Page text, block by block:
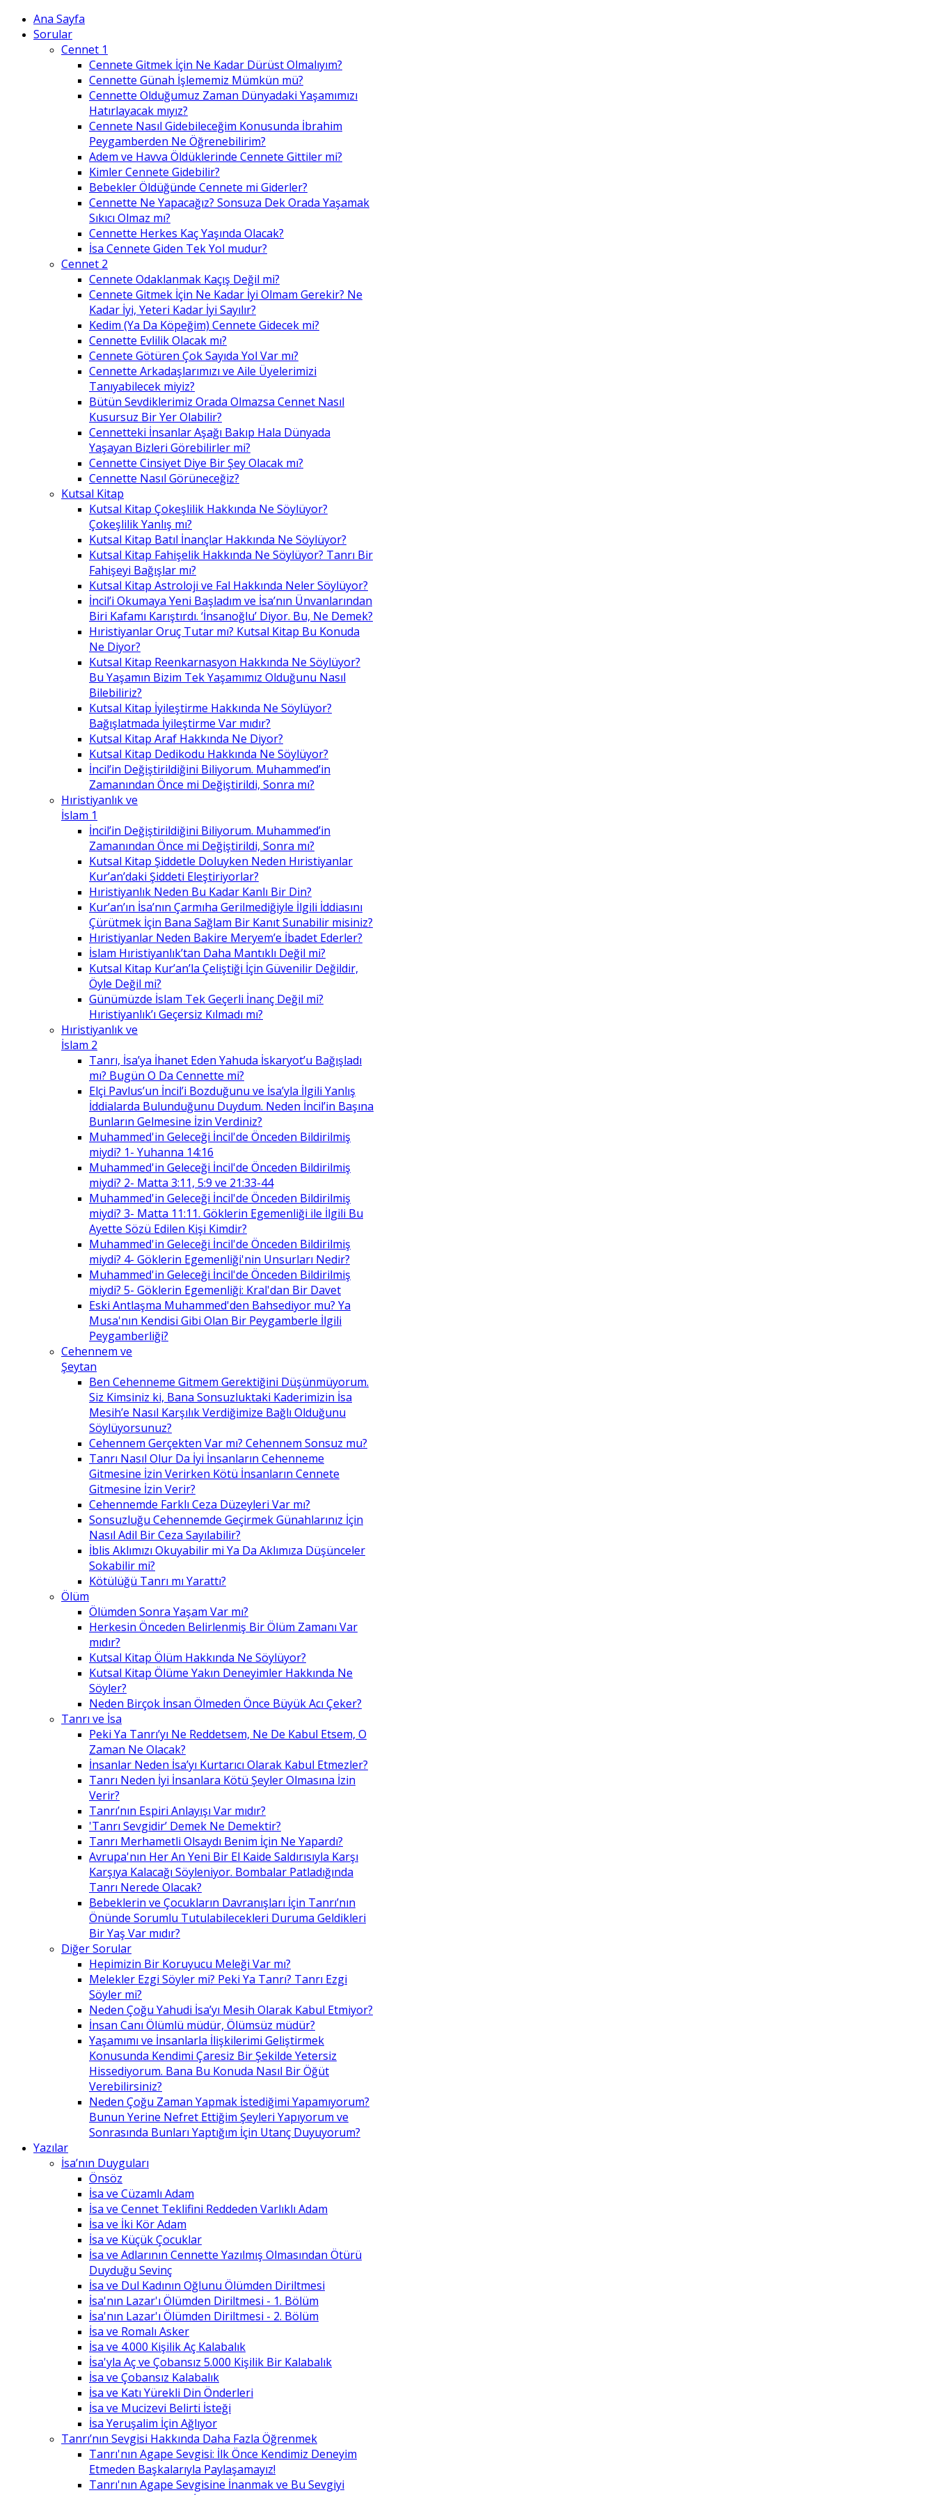
Ana Sayfa
Sorular
Cennet 1
Cennete Gitmek İçin Ne Kadar Dürüst Olmalıyım?
Cennette Günah İşlememiz Mümkün mü?
Cennette Olduğumuz Zaman Dünyadaki Yaşamımızı
Hatırlayacak mıyız?
Cennete Nasıl Gidebileceğim Konusunda İbrahim
Peygamberden Ne Öğrenebilirim?
Adem ve Havva Öldüklerinde Cennete Gittiler mi?
Kimler Cennete Gidebilir?
Bebekler Öldüğünde Cennete mi Giderler?
Cennette Ne Yapacağız? Sonsuza Dek Orada Yaşamak
Sıkıcı Olmaz mı?
Cennette Herkes Kaç Yaşında Olacak?
İsa Cennete Giden Tek Yol mudur?
Cennet 2
Cennete Odaklanmak Kaçış Değil mi?
Cennete Gitmek İçin Ne Kadar İyi Olmam Gerekir? Ne
Kadar İyi, Yeteri Kadar İyi Sayılır?
Kedim (Ya Da Köpeğim) Cennete Gidecek mi?
Cennette Evlilik Olacak mı?
Cennete Götüren Çok Sayıda Yol Var mı?
Cennette Arkadaşlarımızı ve Aile Üyelerimizi
Tanıyabilecek miyiz?
Bütün Sevdiklerimiz Orada Olmazsa Cennet Nasıl
Kusursuz Bir Yer Olabilir?
Cennetteki İnsanlar Aşağı Bakıp Hala Dünyada
Yaşayan Bizleri Görebilirler mi?
Cennette Cinsiyet Diye Bir Şey Olacak mı?
Cennette Nasıl Görüneceğiz?
Kutsal Kitap
Kutsal Kitap Çokeşlilik Hakkında Ne Söylüyor?
Çokeşlilik Yanlış mı?
Kutsal Kitap Batıl İnançlar Hakkında Ne Söylüyor?
Kutsal Kitap Fahişelik Hakkında Ne Söylüyor? Tanrı Bir
Fahişeyi Bağışlar mı?
Kutsal Kitap Astroloji ve Fal Hakkında Neler Söylüyor?
İncil’i Okumaya Yeni Başladım ve İsa’nın Ünvanlarından
Biri Kafamı Karıştırdı. ‘İnsanoğlu’ Diyor. Bu, Ne Demek?
Hıristiyanlar Oruç Tutar mı? Kutsal Kitap Bu Konuda
Ne Diyor?
Kutsal Kitap Reenkarnasyon Hakkında Ne Söylüyor?
Bu Yaşamın Bizim Tek Yaşamımız Olduğunu Nasıl
Bilebiliriz?
Kutsal Kitap İyileştirme Hakkında Ne Söylüyor?
Bağışlatmada İyileştirme Var mıdır?
Kutsal Kitap Araf Hakkında Ne Diyor?
Kutsal Kitap Dedikodu Hakkında Ne Söylüyor?
İncil’in Değiştirildiğini Biliyorum. Muhammed’in
Zamanından Önce mi Değiştirildi, Sonra mı?
Hıristiyanlık ve
İslam 1
İncil’in Değiştirildiğini Biliyorum. Muhammed’in
Zamanından Önce mi Değiştirildi, Sonra mı?
Kutsal Kitap Şiddetle Doluyken Neden Hıristiyanlar
Kur’an’daki Şiddeti Eleştiriyorlar?
Hıristiyanlık Neden Bu Kadar Kanlı Bir Din?
Kur’an’ın İsa’nın Çarmıha Gerilmediğiyle İlgili İddiasını
Çürütmek İçin Bana Sağlam Bir Kanıt Sunabilir misiniz?
Hıristiyanlar Neden Bakire Meryem’e İbadet Ederler?
İslam Hıristiyanlık’tan Daha Mantıklı Değil mi?
Kutsal Kitap Kur’an’la Çeliştiği İçin Güvenilir Değildir,
Öyle Değil mi?
Günümüzde İslam Tek Geçerli İnanç Değil mi?
Hıristiyanlık’ı Geçersiz Kılmadı mı?
Hıristiyanlık ve
İslam 2
Tanrı, İsa’ya İhanet Eden Yahuda İskaryot’u Bağışladı
mı? Bugün O Da Cennette mi?
Elçi Pavlus’un İncil’i Bozduğunu ve İsa’yla İlgili Yanlış
İddialarda Bulunduğunu Duydum. Neden İncil’in Başına
Bunların Gelmesine İzin Verdiniz?
Muhammed'in Geleceği İncil'de Önceden Bildirilmiş
miydi? 1- Yuhanna 14:16
Muhammed'in Geleceği İncil'de Önceden Bildirilmiş
miydi? 2- Matta 3:11, 5:9 ve 21:33-44
Muhammed'in Geleceği İncil'de Önceden Bildirilmiş
miydi? 3- Matta 11:11. Göklerin Egemenliği ile İlgili Bu
Ayette Sözü Edilen Kişi Kimdir?
Muhammed'in Geleceği İncil'de Önceden Bildirilmiş
miydi? 4- Göklerin Egemenliği'nin Unsurları Nedir?
Muhammed'in Geleceği İncil'de Önceden Bildirilmiş
miydi? 5- Göklerin Egemenliği: Kral'dan Bir Davet
Eski Antlaşma Muhammed'den Bahsediyor mu? Ya
Musa'nın Kendisi Gibi Olan Bir Peygamberle İlgili
Peygamberliği?
Cehennem ve
Şeytan
Ben Cehenneme Gitmem Gerektiğini Düşünmüyorum.
Siz Kimsiniz ki, Bana Sonsuzluktaki Kaderimizin İsa
Mesih’e Nasıl Karşılık Verdiğimize Bağlı Olduğunu
Söylüyorsunuz?
Cehennem Gerçekten Var mı? Cehennem Sonsuz mu?
Tanrı Nasıl Olur Da İyi İnsanların Cehenneme
Gitmesine İzin Verirken Kötü İnsanların Cennete
Gitmesine İzin Verir?
Cehennemde Farklı Ceza Düzeyleri Var mı?
Sonsuzluğu Cehennemde Geçirmek Günahlarınız İçin
Nasıl Adil Bir Ceza Sayılabilir?
İblis Aklımızı Okuyabilir mi Ya Da Aklımıza Düşünceler
Sokabilir mi?
Kötülüğü Tanrı mı Yarattı?
Ölüm
Ölümden Sonra Yaşam Var mı?
Herkesin Önceden Belirlenmiş Bir Ölüm Zamanı Var
mıdır?
Kutsal Kitap Ölüm Hakkında Ne Söylüyor?
Kutsal Kitap Ölüme Yakın Deneyimler Hakkında Ne
Söyler?
Neden Birçok İnsan Ölmeden Önce Büyük Acı Çeker?
Tanrı ve İsa
Peki Ya Tanrı’yı Ne Reddetsem, Ne De Kabul Etsem, O
Zaman Ne Olacak?
İnsanlar Neden İsa’yı Kurtarıcı Olarak Kabul Etmezler?
Tanrı Neden İyi İnsanlara Kötü Şeyler Olmasına İzin
Verir?
Tanrı’nın Espiri Anlayışı Var mıdır?
'Tanrı Sevgidir’ Demek Ne Demektir?
Tanrı Merhametli Olsaydı Benim İçin Ne Yapardı?
Avrupa'nın Her An Yeni Bir El Kaide Saldırısıyla Karşı
Karşıya Kalacağı Söyleniyor. Bombalar Patladığında
Tanrı Nerede Olacak?
Bebeklerin ve Çocukların Davranışları İçin Tanrı’nın
Önünde Sorumlu Tutulabilecekleri Duruma Geldikleri
Bir Yaş Var mıdır?
Diğer Sorular
Hepimizin Bir Koruyucu Meleği Var mı?
Melekler Ezgi Söyler mi? Peki Ya Tanrı? Tanrı Ezgi
Söyler mi?
Neden Çoğu Yahudi İsa’yı Mesih Olarak Kabul Etmiyor?
İnsan Canı Ölümlü müdür, Ölümsüz müdür?
Yaşamımı ve İnsanlarla İlişkilerimi Geliştirmek
Konusunda Kendimi Çaresiz Bir Şekilde Yetersiz
Hissediyorum. Bana Bu Konuda Nasıl Bir Öğüt
Verebilirsiniz?
Neden Çoğu Zaman Yapmak İstediğimi Yapamıyorum?
Bunun Yerine Nefret Ettiğim Şeyleri Yapıyorum ve
Sonrasında Bunları Yaptığım İçin Utanç Duyuyorum?
Yazılar
İsa’nın Duyguları
Önsöz
İsa ve Cüzamlı Adam
İsa ve Cennet Teklifini Reddeden Varlıklı Adam
İsa ve İki Kör Adam
İsa ve Küçük Çocuklar
İsa ve Adlarının Cennette Yazılmış Olmasından Ötürü
Duyduğu Sevinç
İsa ve Dul Kadının Oğlunu Ölümden Diriltmesi
İsa'nın Lazar'ı Ölümden Diriltmesi - 1. Bölüm
İsa'nın Lazar'ı Ölümden Diriltmesi - 2. Bölüm
İsa ve Romalı Asker
İsa ve 4.000 Kişilik Aç Kalabalık
İsa'yla Aç ve Çobansız 5.000 Kişilik Bir Kalabalık
İsa ve Çobansız Kalabalık
İsa ve Katı Yürekli Din Önderleri
İsa ve Mucizevi Belirti İsteği
İsa Yeruşalim İçin Ağlıyor
Tanrı’nın Sevgisi Hakkında Daha Fazla Öğrenmek
Tanrı'nın Agape Sevgisi: İlk Önce Kendimiz Deneyim
Etmeden Başkalarıyla Paylaşamayız!
Tanrı'nın Agape Sevgisine İnanmak ve Bu Sevgiyi